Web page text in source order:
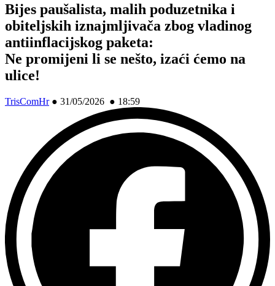
Bijes paušalista, malih poduzetnika i
obiteljskih iznajmljivača zbog vladinog
antiinflacijskog paketa:
Ne promijeni li se nešto, izaći ćemo na
ulice!
TrisComHr● 31/05/2026 ● 18:59